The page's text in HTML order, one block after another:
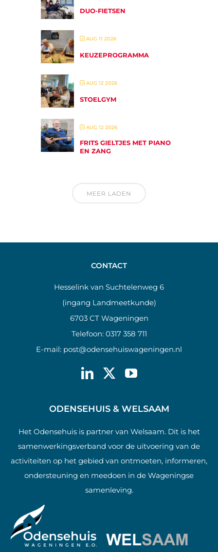
DUO-FIETSEN
AUG 11 2026
KEUZEPROGRAMMA
AUG 12 2026
STOELGYM
AUG 12 2026
FRITS GIELTJES MET PIANO
EN ZANG
MEER LADEN
CONTACT
Hesselink van Suchtelenweg 6
(ingang Landmeetkunde)
6703 CT Wageningen
Telefoon: 0317 358 711
E-mail: post@odensehuiswageningen.nl
ODENSEHUIS & WELSAAM
Het Odensehuis is partner van Welsaam. Dit is het
samenwerkingsverband voor de uitvoering van de
activiteiten op het gebied van ontmoeten, informeren,
ondersteuning en meedoen in de Wageningse
samenleving.